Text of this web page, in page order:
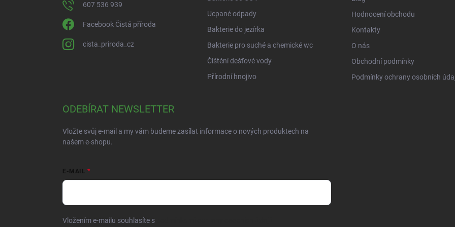
607 536 939
Facebook Čistá příroda
cista_priroda_cz
Ucpané odpady
Bakterie do jezírka
Bakterie pro suché a chemické wc
Čištění dešťové vody
Přírodní hnojivo
Hodnocení obchodu
Kontakty
O nás
Obchodní podmínky
Podmínky ochrany osobních
ODEBÍRAT NEWSLETTER
Vložte svůj e-mail a my vám budeme zasílat informace o nových produktech na
našem e-shopu.
E-MAIL
Vložením e-mailu souhlasíte s